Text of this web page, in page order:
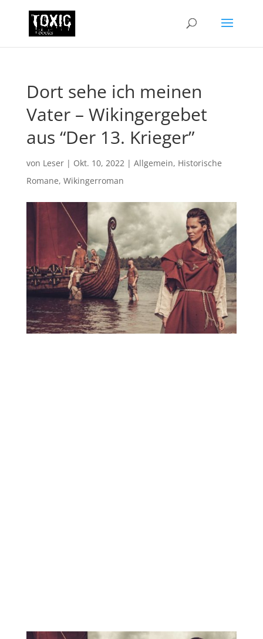
Dort sehe ich meinen
Vater – Wikingergebet
aus “Der 13. Krieger”
von Leser| Okt. 10, 2022| Allgemein, Historische
Romane, Wikingerroman